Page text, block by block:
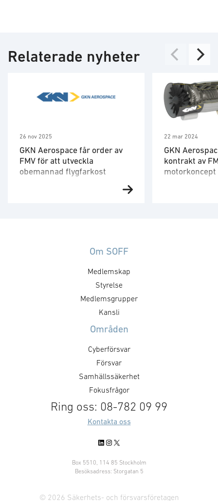
Relaterade nyheter
26 nov 2025
GKN Aerospace får order av
FMV för att utveckla
obemannad flygfarkost
turbojetmotor. Ordervärdet
kronor och ska demonstreras
inom 18 månader. – Projektet är
ett bra exempel på hur GKN
effektiva lösningar som stärker
22 mar 2024
GKN
kontrakt av
att samarbeta …
Om SOFF
Medlemskap
Styrelse
Medlemsgrupper
Kansli
Områden
Cyberförsvar
Försvar
Samhällssäkerhet
Fokusfrågor
Ring oss: 08-782 09 99
Kontakta oss
LinkedIn
Instagram
X
Box 5510, 114 85 Stockholm
Besöksadress: Storgatan 5
© 2026 Säkerhets- och försvarsföretagen